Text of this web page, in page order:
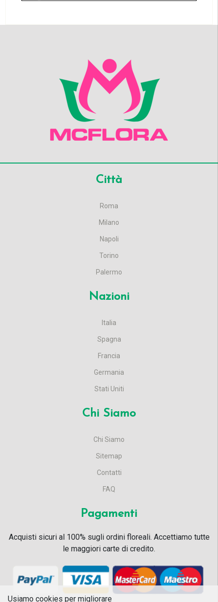
Città
Roma
Milano
Napoli
Torino
Palermo
Nazioni
Italia
Spagna
Francia
Germania
Stati Uniti
Chi Siamo
Chi Siamo
Sitemap
Contatti
FAQ
Pagamenti
Acquisti sicuri al 100% sugli ordini floreali. Accettiamo tutte
le maggiori carte di credito.
Usiamo cookies per migliorare